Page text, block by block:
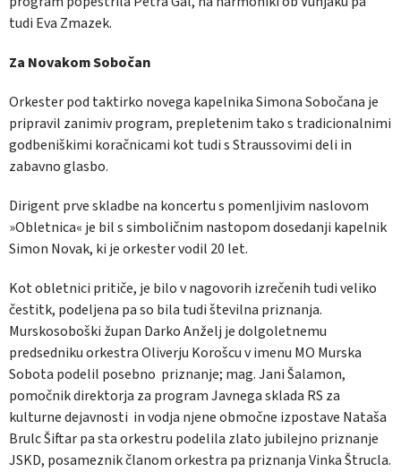
tudi Eva Zmazek.
Za Novakom Sobočan
Orkester pod taktirko novega kapelnika Simona Sobočana je
pripravil zanimiv program, prepletenim tako s tradicionalnimi
godbeniškimi koračnicami kot tudi s Straussovimi deli in
zabavno glasbo.
Dirigent prve skladbe na koncertu s pomenljivim naslovom
»Obletnica« je bil s simboličnim nastopom dosedanji kapelnik
Simon Novak, ki je orkester vodil 20 let.
Kot obletnici pritiče, je bilo v nagovorih izrečenih tudi veliko
čestitk, podeljena pa so bila tudi številna priznanja.
Murskosoboški župan Darko Anželj je dolgoletnemu
predsedniku orkestra Oliverju Korošcu v imenu MO Murska
Sobota podelil posebno priznanje; mag. Jani Šalamon,
pomočnik direktorja za program Javnega sklada RS za
kulturne dejavnosti in vodja njene območne izpostave Nataša
Brulc Šiftar pa sta orkestru podelila zlato jubilejno priznanje
JSKD, posameznik članom orkestra pa priznanja Vinka Štrucla.